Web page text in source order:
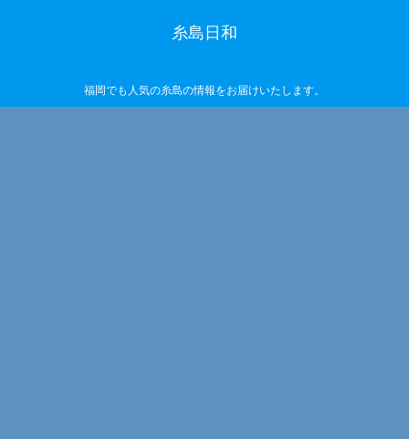
糸島日和
福岡でも人気の糸島の情報をお届けいたします。